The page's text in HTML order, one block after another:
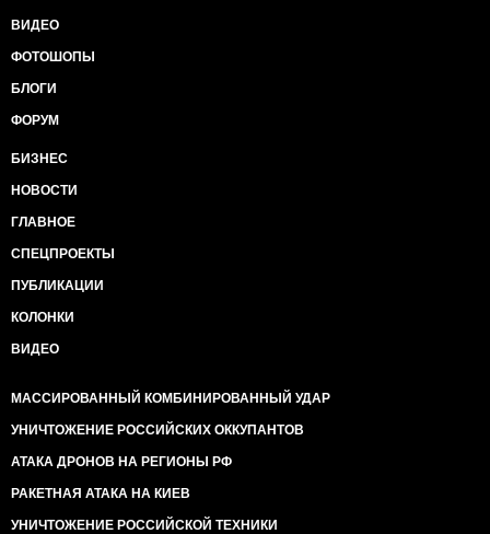
ВИДЕО
ФОТОШОПЫ
БЛОГИ
ФОРУМ
БИЗНЕС
НОВОСТИ
ГЛАВНОЕ
СПЕЦПРОЕКТЫ
ПУБЛИКАЦИИ
КОЛОНКИ
ВИДЕО
МАССИРОВАННЫЙ КОМБИНИРОВАННЫЙ УДАР
УНИЧТОЖЕНИЕ РОССИЙСКИХ ОККУПАНТОВ
АТАКА ДРОНОВ НА РЕГИОНЫ РФ
РАКЕТНАЯ АТАКА НА КИЕВ
УНИЧТОЖЕНИЕ РОССИЙСКОЙ ТЕХНИКИ